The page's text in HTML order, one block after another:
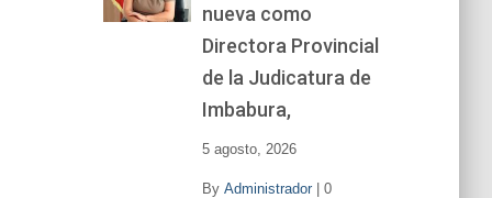
nueva como
Directora Provincial
de la Judicatura de
Imbabura,
5 agosto, 2026
By Administrador| 0